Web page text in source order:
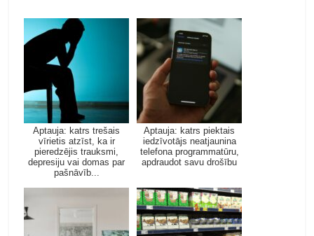
Aptauja: katrs trešais
vīrietis atzīst, ka ir
pieredzējis trauksmi,
depresiju vai domas par
pašnāvīb...
Aptauja: katrs piektais
iedzīvotājs neatjaunina
telefona programmatūru,
apdraudot savu drošību